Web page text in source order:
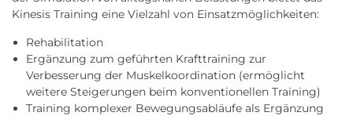
Kinesis Training eine Vielzahl von Einsatzmöglichkeiten:
Rehabilitation
Ergänzung zum geführten Krafttraining zur
Verbesserung der Muskelkoordination (ermöglicht
weitere Steigerungen beim konventionellen Training)
Training komplexer Bewegungsabläufe als Ergänzung